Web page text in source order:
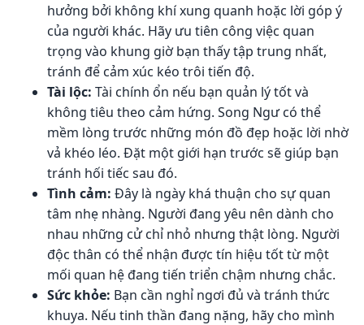
hưởng bởi không khí xung quanh hoặc lời góp ý
của người khác. Hãy ưu tiên công việc quan
trọng vào khung giờ bạn thấy tập trung nhất,
tránh để cảm xúc kéo trôi tiến độ.
Tài lộc: Tài chính ổn nếu bạn quản lý tốt và
không tiêu theo cảm hứng. Song Ngư có thể
mềm lòng trước những món đồ đẹp hoặc lời nhờ
vả khéo léo. Đặt một giới hạn trước sẽ giúp bạn
tránh hối tiếc sau đó.
Tình cảm: Đây là ngày khá thuận cho sự quan
tâm nhẹ nhàng. Người đang yêu nên dành cho
nhau những cử chỉ nhỏ nhưng thật lòng. Người
độc thân có thể nhận được tín hiệu tốt từ một
mối quan hệ đang tiến triển chậm nhưng chắc.
Sức khỏe: Bạn cần nghỉ ngơi đủ và tránh thức
khuya. Nếu tinh thần đang nặng, hãy cho mình